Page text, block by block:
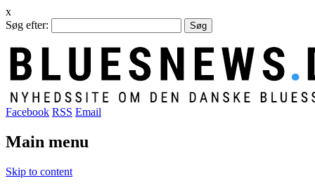
x
Søg efter:
Facebook RSS Email
Main menu
Skip to content